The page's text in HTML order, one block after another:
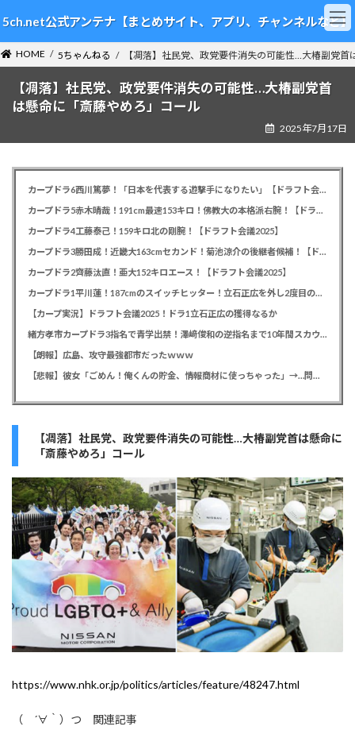
ン
テ
ン
ツ
ビ
ゲ
ー
シ
5ch.net公式アンテナ【まとめサイト、アプリ、チャンネルなど】
HOME 5ちゃんねる 【凋落】社民党、政党要件消失の可能性…大椿副党
【凋落】社民党、政党要件消失の可能性…大椿副党首
は懸命に「斎藤やめろ」コール
2025年7月17日
カープドラ6西川篤夢！「日本を代表する遊撃手になりたい」【ドラフト会議2025】
カープドラ5赤木晴哉！191cm最速153キロ！佛教大の本格派右腕！【ドラフト会議2025】
カープドラ4工藤泰己！159キロ北の剛腕！【ドラフト会議2025】
カープドラ3勝田成！近畿大163cmセカンド！菊池涼介の後継者候補！【ドラフト会議2025】
カープドラ2齊藤汰直！亜大152キロエース！【ドラフト会議2025】
カープドラ1平川蓮！187cmのスイッチヒッター！立石正広を外し2度目の重複も新井監督がクジを引き当てる！【ドラフト会議2025】
【カープ実況】ドラフト会議2025！ドラ1立石正広の獲得なるか
緒方孝市カープドラ3指名で青学出禁！澤﨑俊和の逆指名まで10年間スカウト出禁
【朗報】広島、攻守最強都市だったｗｗｗ
【悲報】彼女「ごめん！俺くんの貯金、情報商材に使っちゃった」→…問い詰めたらギャン泣きされたんだが俺が悪いのか？
【凋落】社民党、政党要件消失の可能性…大椿副党首は懸命に
「斎藤やめろ」コール
https://www.nhk.or.jp/politics/articles/feature/48247.html
（ ´∀｀）つ 関連記事